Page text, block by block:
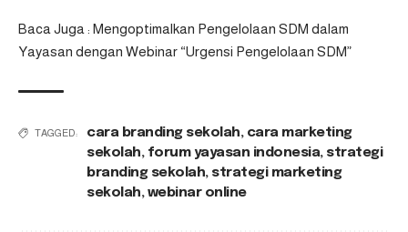
Baca Juga : Mengoptimalkan Pengelolaan SDM dalam
Yayasan dengan Webinar “Urgensi Pengelolaan SDM”
TAGGED: cara branding sekolah, cara marketing
sekolah, forum yayasan indonesia, strategi
branding sekolah, strategi marketing
sekolah,webinar online